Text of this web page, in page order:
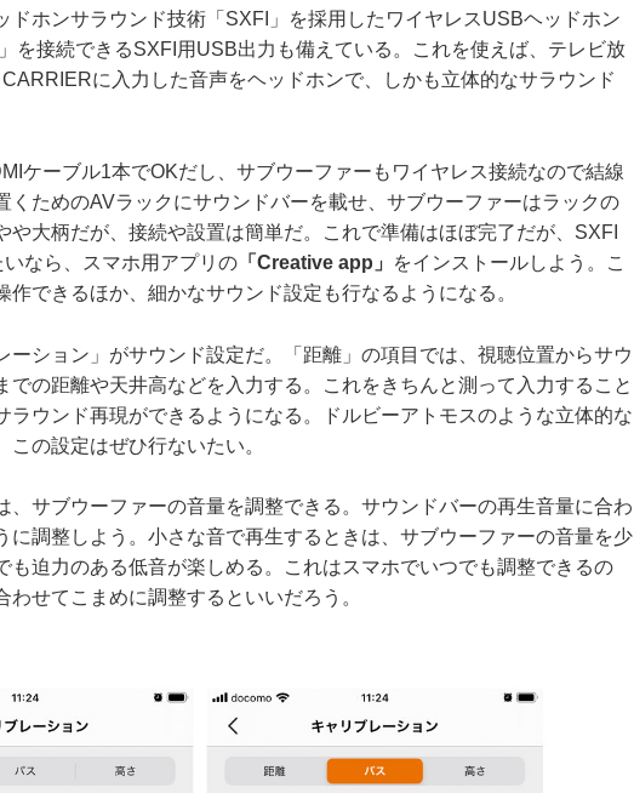
ホンサラウンド技術「SXFI」を採用したワイヤレスUSBヘッドホン
を接続できるSXFI用USB出力も備えている。これを使えば、テレビ放
に入力した音声をヘッドホンで、しかも立体的なサラウンド
ケーブル1本でOKだし、サブウーファーもワイヤレス接続なので結線
くためのAVラックにサウンドバーを載せ、サブウーファーはラックの
や大柄だが、接続や設置は簡単だ。これで準備はほぼ完了だが、SXFI
なら、スマホ用アプリの 「Creative app」
をインストールしよう。こ
作できるほか、細かなサウンド設定も行なるようになる。
ション」がサウンド設定だ。「距離」の項目では、視聴位置からサウ
での距離や天井高などを入力する。これをきちんと測って入力すること
ラウンド再現ができるようになる。ドルビーアトモスのような立体的な
の設定はぜひ行ないたい。
サブウーファーの音量を調整できる。サウンドバーの再生音量に合わ
に調整しよう。小さな音で再生するときは、サブウーファーの音量を少
も迫力のある低音が楽しめる。これはスマホでいつでも調整できるの
せてこまめに調整するといいだろう。